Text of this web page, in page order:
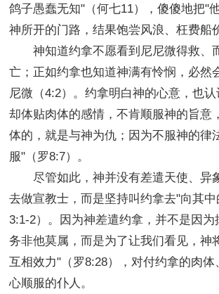
鸽子愚蠢无知"（何七11），傻傻地把"
神所开的门路，结果饱尝风浪、枉费船
神知道约拿不愿看到尼尼微得救、
亡；正如约拿也知道神满有怜悯，必然
尼微（4:2）。约拿明白神的心意，也
却体贴肉体的感情，不肯顺服神的旨意
体的，就是与神为仇；因为不服神的律
服"（罗8:7）。
尽管如此，神并没有差遣天使、异
去做宣教士，而是坚持叫约拿去"向其
3:1-2）。因为神差遣约拿，并不是因为
务非他莫属，而是为了让我们看见，神
互相效力"（罗8:28），对付约拿的肉
心顺服的仆人。